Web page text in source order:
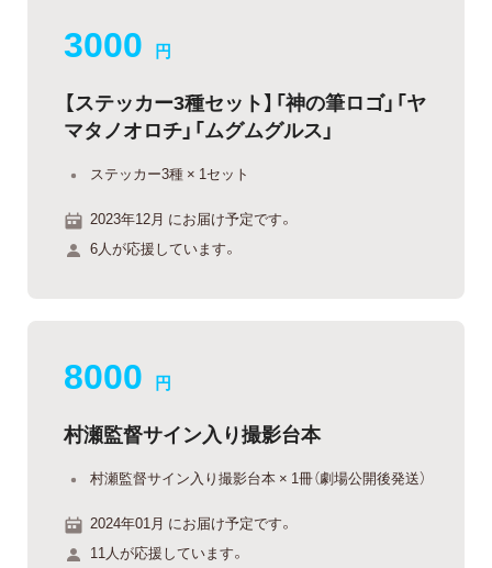
3000 円
【ステッカー3種セット】「神の筆ロゴ」「ヤ
マタノオロチ」「ムグムグルス」
ステッカー3種 × 1セット
2023年12月 にお届け予定です。
6人が応援しています。
8000 円
村瀬監督サイン入り撮影台本
村瀬監督サイン入り撮影台本 × 1冊（劇場公開後発送）
2024年01月 にお届け予定です。
11人が応援しています。